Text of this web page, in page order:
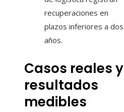
recuperaciones en
plazos inferiores a dos
años.
Casos reales y
resultados
medibles